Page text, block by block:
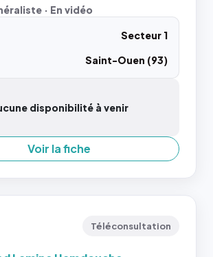
· En vidéo
Secteur 1
Saint-Ouen (93)
disponibilité à venir
Voir la fiche
Téléconsultation